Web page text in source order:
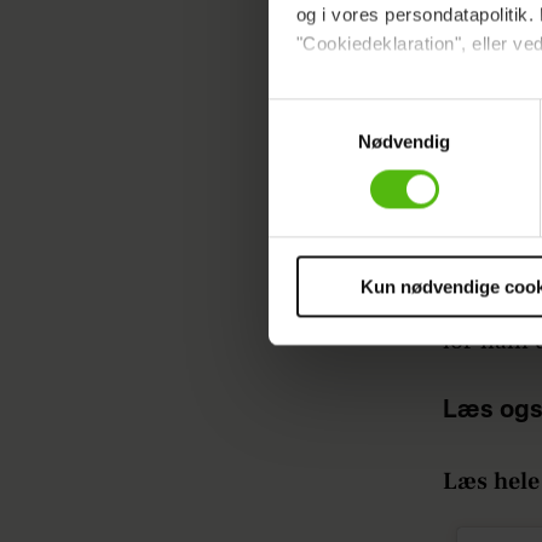
og i vores
"Cookiedeklaration", eller
Dine valg anvendes på hele
Vi ønsker dit samtykke til at
Vi anvender egne cookies
sociale medier.
Nødvendig
Kun nødvendige
Jonas
med
for ham
Læs
Læs